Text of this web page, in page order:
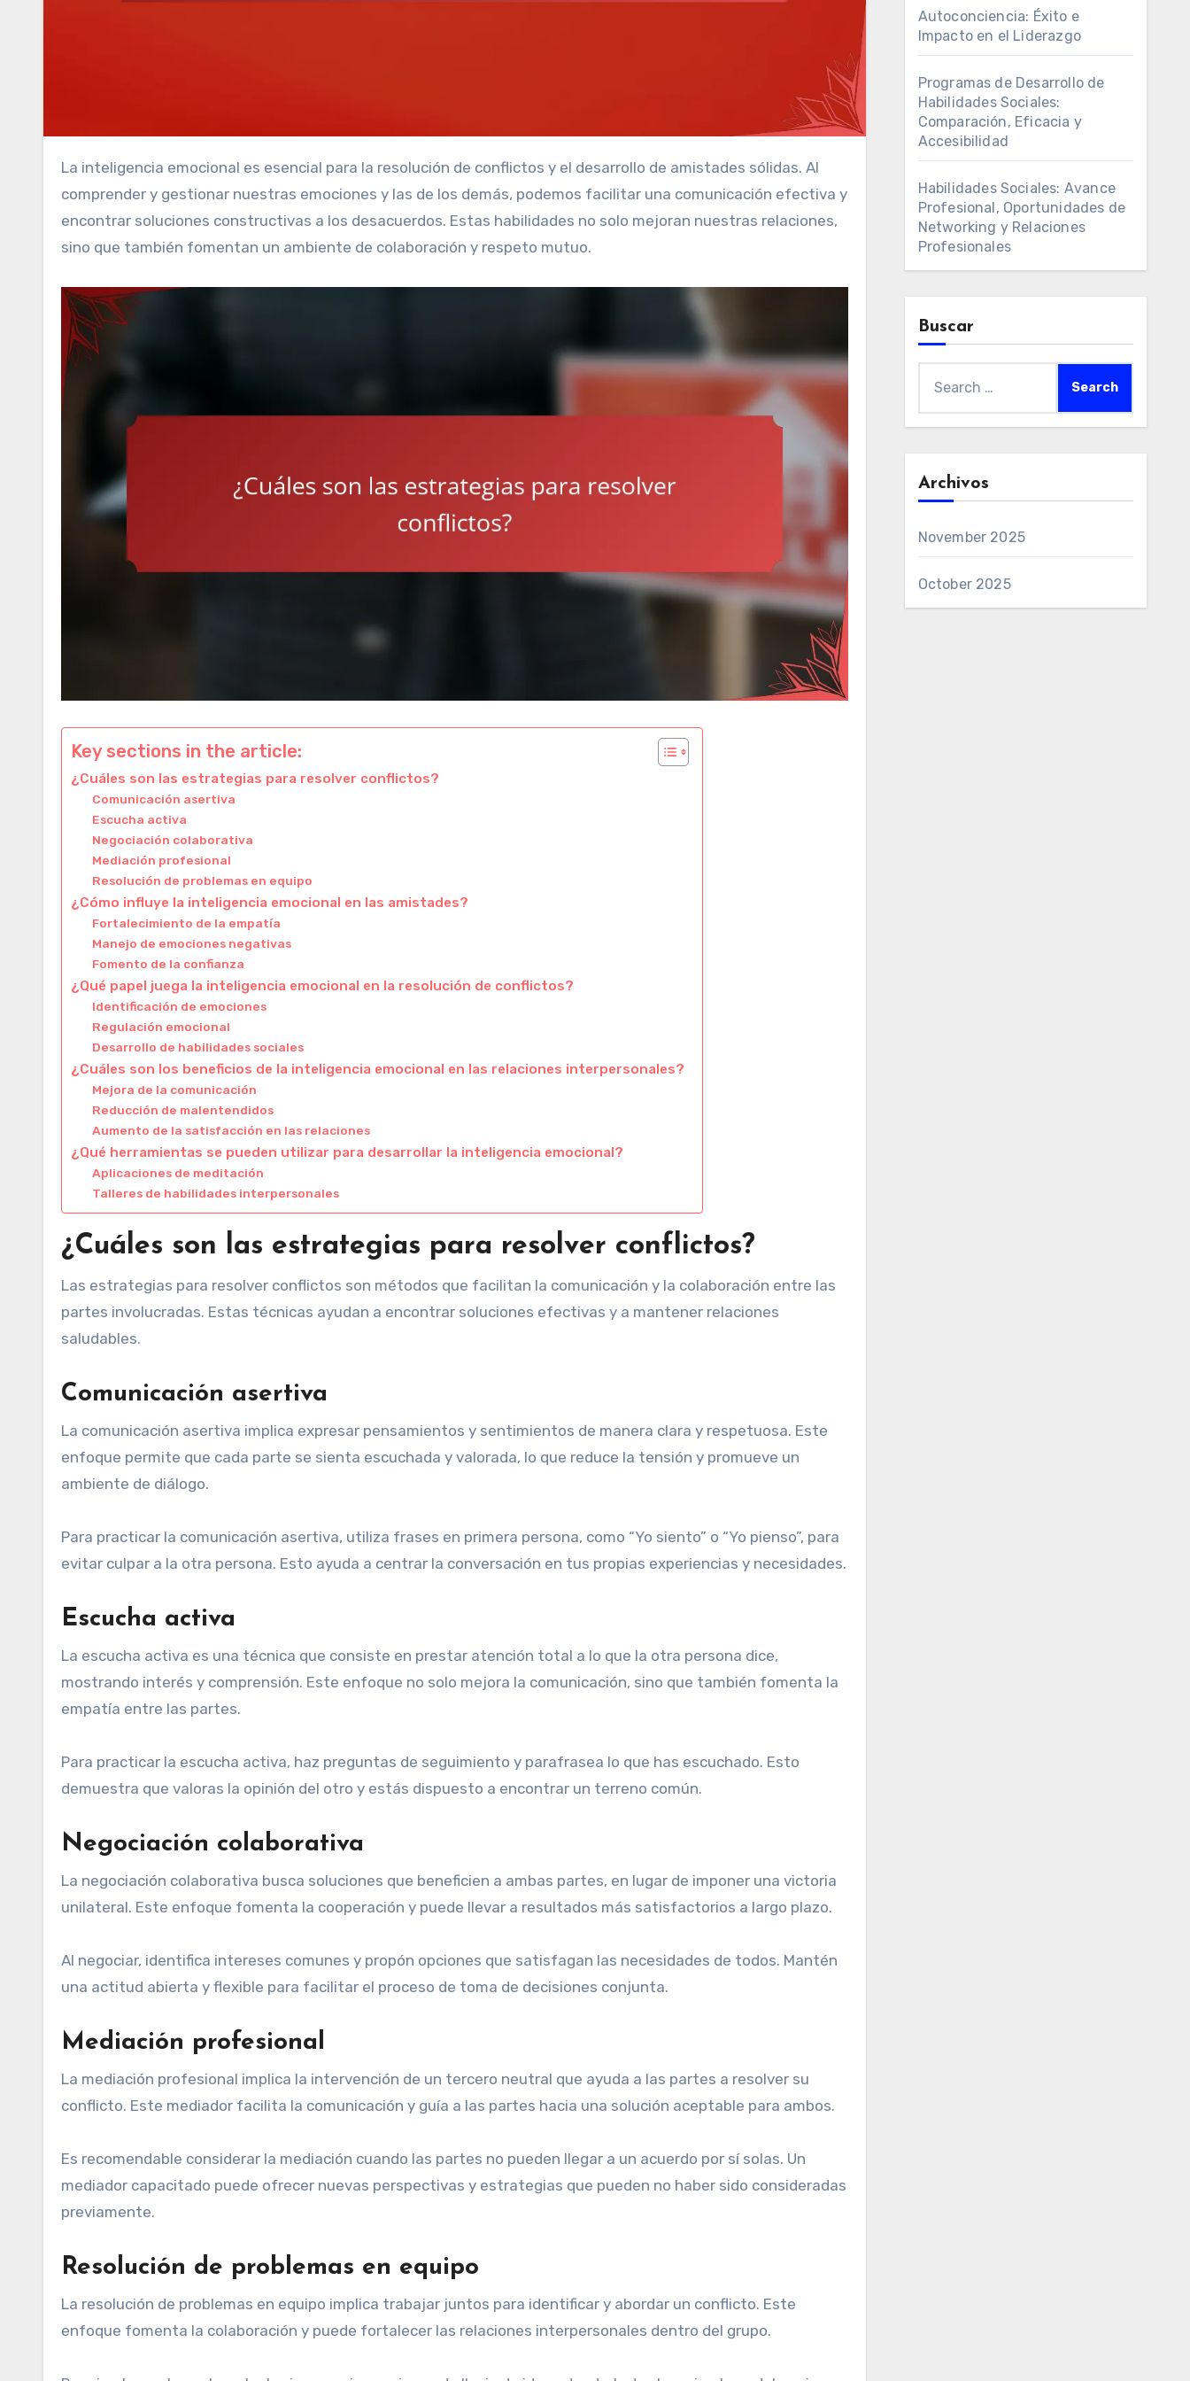
La inteligencia emocional es esencial para la resolución de conflictos y el desarrollo de amistades sólidas. Al
comprender y gestionar nuestras emociones y las de los demás, podemos facilitar una comunicación efectiva y
encontrar soluciones constructivas a los desacuerdos. Estas habilidades no solo mejoran nuestras relaciones,
sino que también fomentan un ambiente de colaboración y respeto mutuo.
Key sections in the article:
¿Cuáles son las estrategias para resolver conflictos?
Comunicación asertiva
Escucha activa
Negociación colaborativa
Mediación profesional
Resolución de problemas en equipo
¿Cómo influye la inteligencia emocional en las amistades?
Fortalecimiento de la empatía
Manejo de emociones negativas
Fomento de la confianza
¿Qué papel juega la inteligencia emocional en la resolución de conflictos?
Identificación de emociones
Regulación emocional
Desarrollo de habilidades sociales
¿Cuáles son los beneficios de la inteligencia emocional en las relaciones interpersonales?
Mejora de la comunicación
Reducción de malentendidos
Aumento de la satisfacción en las relaciones
¿Qué herramientas se pueden utilizar para desarrollar la inteligencia emocional?
Aplicaciones de meditación
Talleres de habilidades interpersonales
¿Cuáles son las estrategias para resolver conflictos?
Las estrategias para resolver conflictos son métodos que facilitan la comunicación y la colaboración entre las
partes involucradas. Estas técnicas ayudan a encontrar soluciones efectivas y a mantener relaciones
saludables.
Comunicación asertiva
La comunicación asertiva implica expresar pensamientos y sentimientos de manera clara y respetuosa. Este
enfoque permite que cada parte se sienta escuchada y valorada, lo que reduce la tensión y promueve un
ambiente de diálogo.
Para practicar la comunicación asertiva, utiliza frases en primera persona, como “Yo siento” o “Yo pienso”, para
evitar culpar a la otra persona. Esto ayuda a centrar la conversación en tus propias experiencias y necesidades.
Escucha activa
La escucha activa es una técnica que consiste en prestar atención total a lo que la otra persona dice,
mostrando interés y comprensión. Este enfoque no solo mejora la comunicación, sino que también fomenta la
empatía entre las partes.
Para practicar la escucha activa, haz preguntas de seguimiento y parafrasea lo que has escuchado. Esto
demuestra que valoras la opinión del otro y estás dispuesto a encontrar un terreno común.
Negociación colaborativa
La negociación colaborativa busca soluciones que beneficien a ambas partes, en lugar de imponer una victoria
unilateral. Este enfoque fomenta la cooperación y puede llevar a resultados más satisfactorios a largo plazo.
Al negociar, identifica intereses comunes y propón opciones que satisfagan las necesidades de todos. Mantén
una actitud abierta y flexible para facilitar el proceso de toma de decisiones conjunta.
Mediación profesional
La mediación profesional implica la intervención de un tercero neutral que ayuda a las partes a resolver su
conflicto. Este mediador facilita la comunicación y guía a las partes hacia una solución aceptable para ambos.
Es recomendable considerar la mediación cuando las partes no pueden llegar a un acuerdo por sí solas. Un
mediador capacitado puede ofrecer nuevas perspectivas y estrategias que pueden no haber sido consideradas
previamente.
Resolución de problemas en equipo
La resolución de problemas en equipo implica trabajar juntos para identificar y abordar un conflicto. Este
enfoque fomenta la colaboración y puede fortalecer las relaciones interpersonales dentro del grupo.
Autoconciencia: Éxito e
Impacto en el Liderazgo
Programas de Desarrollo de
Habilidades Sociales:
Comparación, Eficacia y
Accesibilidad
Habilidades Sociales: Avance
Profesional, Oportunidades de
Networking y Relaciones
Profesionales
Buscar
for:
Archivos
November 2025
October 2025